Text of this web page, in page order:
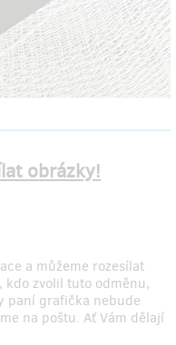
obrázky!
a můžeme rozesílat
kdo zvolil tuto odměnu,
paní grafička nebude
na poštu. Ať Vám dělají